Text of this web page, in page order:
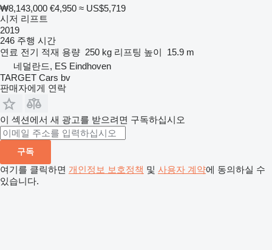
₩8,143,000 €4,950 ≈ US$5,719
시저 리프트
2019
246 주행 시간
연료 전기 적재 용량 250 kg 리프팅 높이
15.9 m
네덜란드, ES Eindhoven
TARGET Cars bv
판매자에게 연락
이 섹션에서 새 광고를 받으려면 구독하십시오
구독
여기를 클릭하면 개인정보 보호정책 및 사용자 계약에 동의하실 수
있습니다.